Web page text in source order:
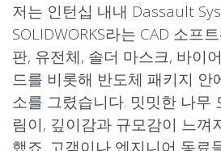
저는 인턴십 내내 Dassault
SOLIDWORKS라는 CAD 소프
판, 유전체, 솔더 마스크, 바이
드를 비롯해 반도체 패키지 안
소를 그렸습니다. 밋밋한 나무
림이, 깊이감과 규모감이 느껴